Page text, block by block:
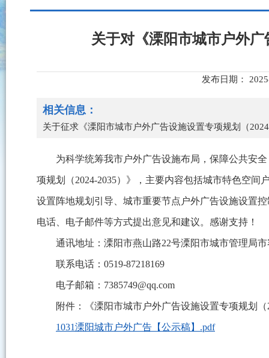
关于对《溧阳市城市户外
发布日期：
相关信息：
关于征求《溧阳市城市户外广告设施设置专项规划（
为科学统筹我市户外广告设施布局，保障公共安
项规划（2024-2035）》，主要内容包括城市特色空
设置阵地规划引导、城市重要节点户外广告设施设置
电话、电子邮件等方式提出意见和建议。感谢支持！
通讯地址：溧阳市燕山路22号溧阳市城市管理局
联系电话：0519-87218169
电子邮箱：7385749@qq.com
附件：《溧阳市城市户外广告设施设置专项规划（
1031溧阳城市户外广告【公示稿】.pdf